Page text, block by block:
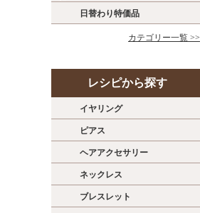
日替わり特価品
カテゴリー一覧 >>
レシピから探す
イヤリング
ピアス
ヘアアクセサリー
ネックレス
ブレスレット